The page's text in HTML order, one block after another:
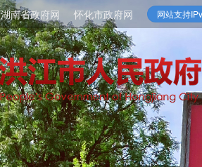
湖南省政府网 怀化市政府网 网站支持